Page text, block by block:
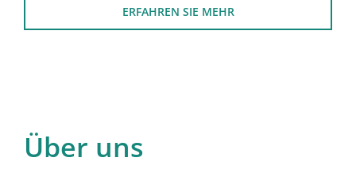
ERFAHREN SIE MEHR
Über uns